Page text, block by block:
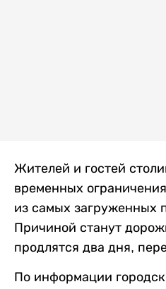
Жителей и гостей
временных
из самых загруженных
Причиной станут
продлятся два дня,
По информации